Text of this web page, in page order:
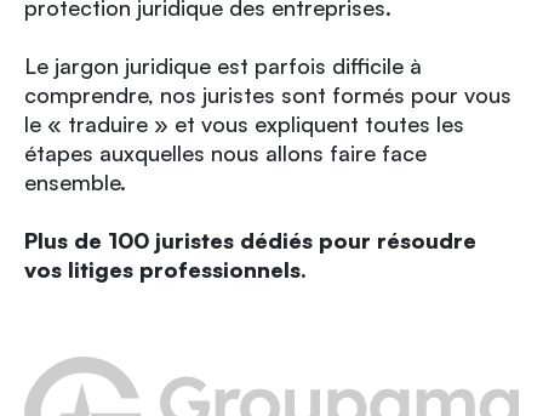
protection juridique des entreprises.
Le jargon juridique est parfois difficile à
comprendre, nos juristes sont formés pour vous
le « traduire » et vous expliquent toutes les
étapes auxquelles nous allons faire face
ensemble.
Plus de 100 juristes dédiés pour résoudre
vos litiges professionnels.